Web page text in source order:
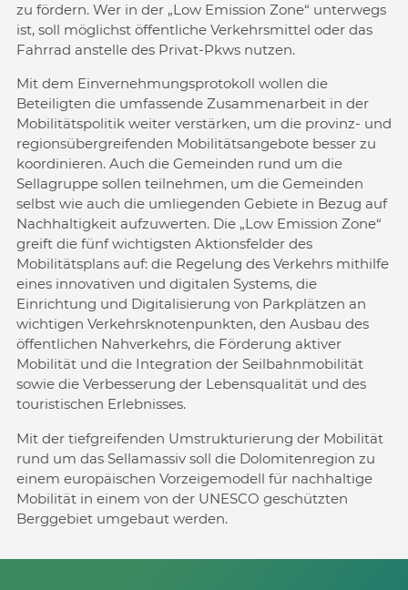
zu fördern. Wer in der „Low Emission Zone“ unterwegs
ist, soll möglichst öffentliche Verkehrsmittel oder das
Fahrrad anstelle des Privat-Pkws nutzen.
Mit dem Einvernehmungsprotokoll wollen die
Beteiligten die umfassende Zusammenarbeit in der
Mobilitätspolitik weiter verstärken, um die provinz- und
regionsübergreifenden Mobilitätsangebote besser zu
koordinieren. Auch die Gemeinden rund um die
Sellagruppe sollen teilnehmen, um die Gemeinden
selbst wie auch die umliegenden Gebiete in Bezug auf
Nachhaltigkeit aufzuwerten. Die „Low Emission Zone“
greift die fünf wichtigsten Aktionsfelder des
Mobilitätsplans auf: die Regelung des Verkehrs mithilfe
eines innovativen und digitalen Systems, die
Einrichtung und Digitalisierung von Parkplätzen an
wichtigen Verkehrsknotenpunkten, den Ausbau des
öffentlichen Nahverkehrs, die Förderung aktiver
Mobilität und die Integration der Seilbahnmobilität
sowie die Verbesserung der Lebensqualität und des
touristischen Erlebnisses.
Mit der tiefgreifenden Umstrukturierung der Mobilität
rund um das Sellamassiv soll die Dolomitenregion zu
einem europäischen Vorzeigemodell für nachhaltige
Mobilität in einem von der UNESCO geschützten
Berggebiet umgebaut werden.